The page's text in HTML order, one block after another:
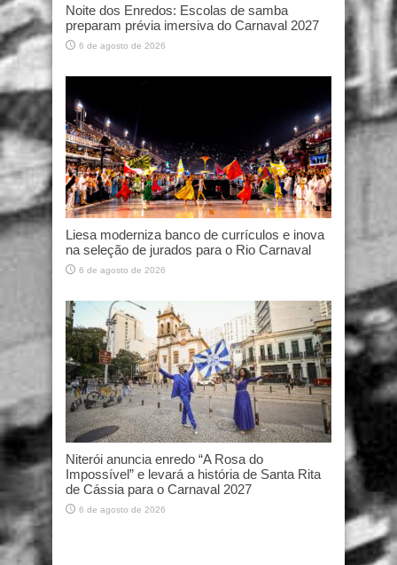
Noite dos Enredos: Escolas de samba
preparam prévia imersiva do Carnaval 2027
6 de agosto de 2026
Liesa moderniza banco de currículos e inova
na seleção de jurados para o Rio Carnaval
6 de agosto de 2026
Niterói anuncia enredo “A Rosa do
Impossível” e levará a história de Santa Rita
de Cássia para o Carnaval 2027
6 de agosto de 2026